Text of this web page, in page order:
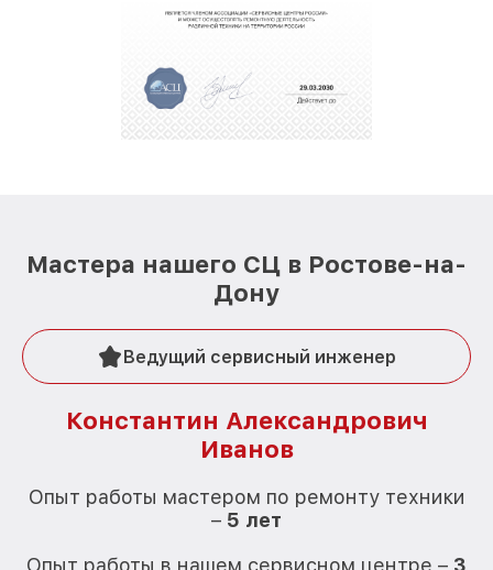
Мастера нашего СЦ в Ростове-на-
Дону
Ведущий сервисный инженер
Константин Александрович
Иванов
Опыт работы мастером по ремонту техники
– 5 лет